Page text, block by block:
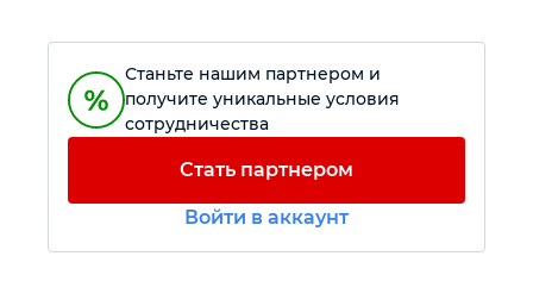
Силовое оборудование
Крепежный инструмент
Станьте нашим партнером и
получите уникальные условия
сотрудничества
Стать партнером
Войти в аккаунт